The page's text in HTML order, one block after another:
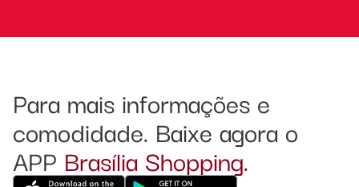
Para mais informações e
comodidade. Baixe agora o
APP Brasília Shopping.